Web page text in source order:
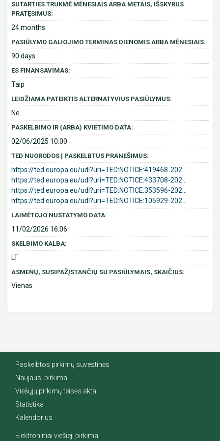
SUTARTIES TRUKMĖ MĖNESIAIS ARBA METAIS, IŠSKYRUS
PRATĘSIMUS:
24 months
PASIŪLYMO GALIOJIMO TERMINAS DIENOMIS ARBA MĖNESIAIS:
90 days
ES FINANSAVIMAS:
Taip
LEIDŽIAMA PATEIKTIS ALTERNATYVIUS PASIŪLYMUS:
Ne
PASKELBIMO IR (ARBA) KVIETIMO DATA:
02/06/2025 10:00
TED NUORODOS Į PASKELBTUS PRANEŠIMUS:
https://ted.europa.eu/udl?uri=TED:NOTICE:419468-202...
https://ted.europa.eu/udl?uri=TED:NOTICE:433708-202...
https://ted.europa.eu/udl?uri=TED:NOTICE:353596-202...
https://ted.europa.eu/udl?uri=TED:NOTICE:105929-202...
LAIMĖTOJO NUSTATYMO DATA:
11/02/2026 16:06
SKELBIMO KALBA:
LT
ASMENŲ, SUSIPAŽĮSTANČIŲ SU PASIŪLYMAIS, SKAIČIUS:
Vienas
Paskelbtos pirkimų suvestinės
Naujausi pirkimai
Viešųjų pirkimų teisės aktai
Statistika
Kalendorius
Elektroniniai viešieji pirkimai